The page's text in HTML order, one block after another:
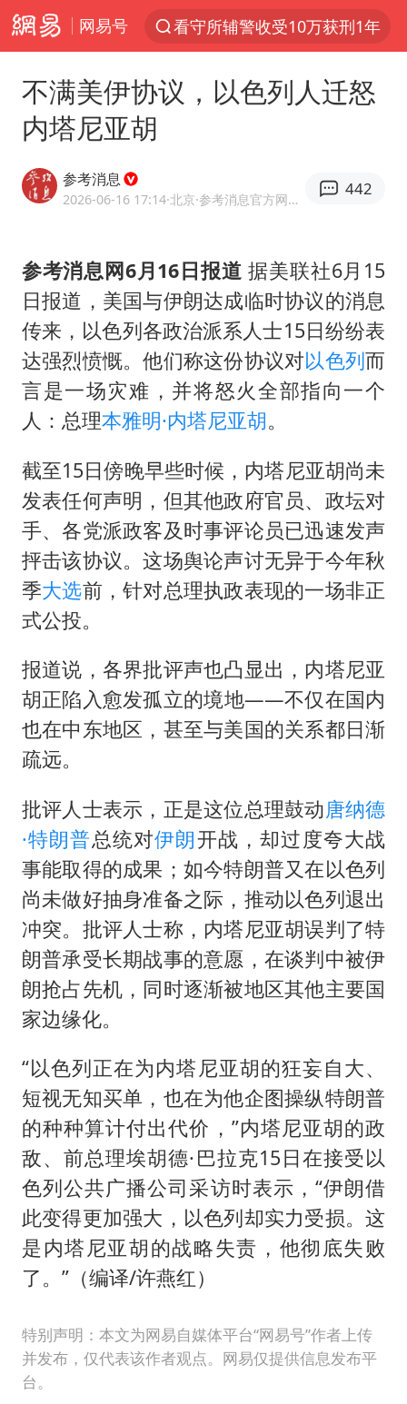
网易号
看守所辅警收受10万获刑1年
台风白海豚进入48小时警戒线
佛得角门将亮相智利俱乐部主场
宇树科技发行价格150.80元/股
五粮液渠道价一箱上涨近百元
法国下周开始禁止未经同意的电话营销
“深圳地面沉降致车辆损坏”不实
宇树科技王兴兴身家有望超200亿元
村民谈“梅姨”：叫的其实是“媒姨”
中国养老床位“三连降”
贵州轮胎子公司获美国退税8136万
不满美伊协议，以色列人迁怒
内塔尼亚胡
参考消息
2026-06-16 17:14·北京 ·参考消息官方网易号
442
参考消息网6月16日报道 据美联社6月15
日报道，美国与伊朗达成临时协议的消息
传来，以色列各政治派系人士15日纷纷表
达强烈愤慨。他们称这份协议对以色列而
言是一场灾难，并将怒火全部指向一个
人：总理本雅明·内塔尼亚胡。
截至15日傍晚早些时候，内塔尼亚胡尚未
发表任何声明，但其他政府官员、政坛对
手、各党派政客及时事评论员已迅速发声
抨击该协议。这场舆论声讨无异于今年秋
季大选前，针对总理执政表现的一场非正
式公投。
报道说，各界批评声也凸显出，内塔尼亚
胡正陷入愈发孤立的境地——不仅在国内
也在中东地区，甚至与美国的关系都日渐
疏远。
批评人士表示，正是这位总理鼓动唐纳德
·特朗普总统对伊朗开战，却过度夸大战
事能取得的成果；如今特朗普又在以色列
尚未做好抽身准备之际，推动以色列退出
冲突。批评人士称，内塔尼亚胡误判了特
朗普承受长期战事的意愿，在谈判中被伊
朗抢占先机，同时逐渐被地区其他主要国
家边缘化。
“以色列正在为内塔尼亚胡的狂妄自大、
短视无知买单，也在为他企图操纵特朗普
的种种算计付出代价，”内塔尼亚胡的政
敌、前总理埃胡德·巴拉克15日在接受以
色列公共广播公司采访时表示，“伊朗借
此变得更加强大，以色列却实力受损。这
是内塔尼亚胡的战略失责，他彻底失败
了。”（编译/许燕红）
特别声明：本文为网易自媒体平台“网易号”作者上传
并发布，仅代表该作者观点。网易仅提供信息发布平
台。